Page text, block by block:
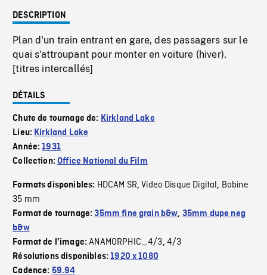
DESCRIPTION
Plan d'un train entrant en gare, des passagers sur le
quai s'attroupant pour monter en voiture (hiver).
[titres intercallés]
DÉTAILS
Chute de tournage de: Kirkland Lake
Lieu: Kirkland Lake
Année:1931
Collection:Office National du Film
Formats disponibles: HDCAM SR,Video Disque Digital, Bobine
35 mm
Format de tournage:35mm fine grain b&w, 35mm dupe neg
b&w
Format de l'image:ANAMORPHIC_4/3, 4/3
Résolutions disponibles:1920 x 1080
Cadence: 59.94